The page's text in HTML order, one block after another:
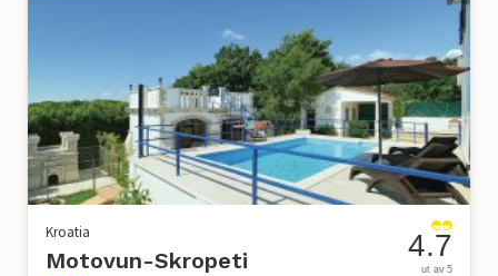
Kroatia
Motovun-Skropeti 4.7
ut av 5